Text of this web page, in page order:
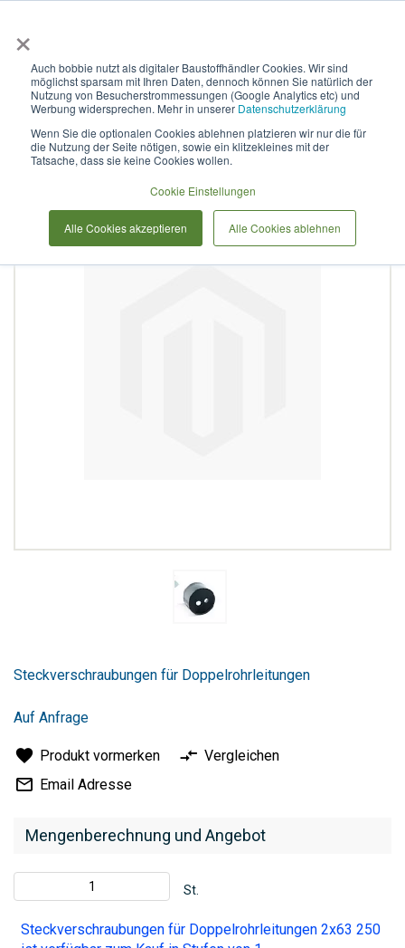
×
Auch bobbie nutzt als digitaler Baustoffhändler Cookies. Wir sind
möglichst sparsam mit Ihren Daten, dennoch können Sie natürlich der
Nutzung von Besucherstrommessungen (Google Analytics etc) und
Werbung widersprechen. Mehr in unserer Datenschutzerklärung
Wenn Sie die optionalen Cookies ablehnen platzieren wir nur die für
die Nutzung der Seite nötigen, sowie ein klitzekleines mit der
Tatsache, dass sie keine Cookies wollen.
Cookie Einstellungen
Alle Cookies akzeptieren Alle Cookies ablehnen
Steckverschraubungen für
Doppelrohrleitungen 2x63 250
Bildergalerie
springen
der
springen
Mengenberechnung und Angebot
St.
Steckverschraubungen für Doppelrohrleitungen 2x63 250
Steckverschraubungen für Doppelrohrleitungen
Auf Anfrage
Produkt vormerken
Vergleichen
Email Adresse